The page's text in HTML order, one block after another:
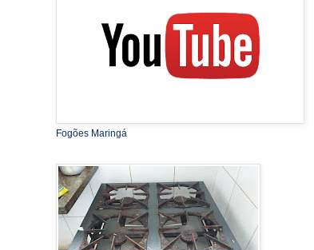
Fogões Maringá